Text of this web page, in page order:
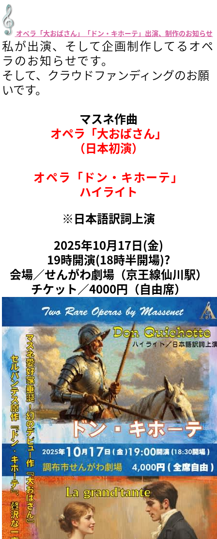
オペラ「大おばさん」「ドン・キホーテ」出演、制作のお知らせ
私が出演、そして企画制作してるオペ
ラのお知らせです。
そして、クラウドファンディングのお願
いです。
マスネ作曲
オペラ「大おばさん」
（日本初演）
オペラ「ドン・キホーテ」
ハイライト
※日本語訳詞上演
2025年10月17日(金)
19時開演(18時半開場)?
会場／せんがわ劇場（京王線仙川駅）
チケット／4000円（自由席）